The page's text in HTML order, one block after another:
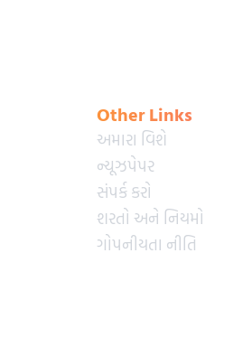
Other Links
અમારા વિશે
ન્યૂઝપેપર
સંપર્ક કરો
શરતો અને નિયમો
ગોપનીયતા નીતિ